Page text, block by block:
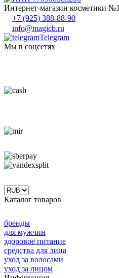
Интернет-магазин косметики №1
+7 (925) 388-88-90
info@magicb.ru
Telegram
Мы в соцсетях
Каталог товаров
бренды
для мужчин
здоровое питание
средства для лица
уход за волосами
уход за лицом